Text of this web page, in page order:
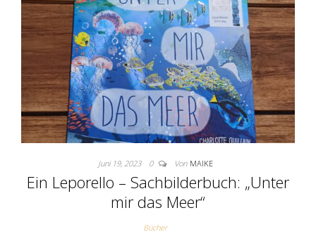
Juni 19, 2023 0 Von MAIKE
Ein Leporello – Sachbilderbuch: „Unter
mir das Meer“
Bücher